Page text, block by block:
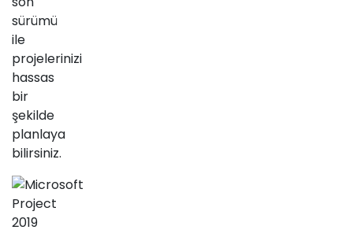
sürümü
ile
projelerinizi
hassas
bir
şekilde
planlaya
bilirsiniz.